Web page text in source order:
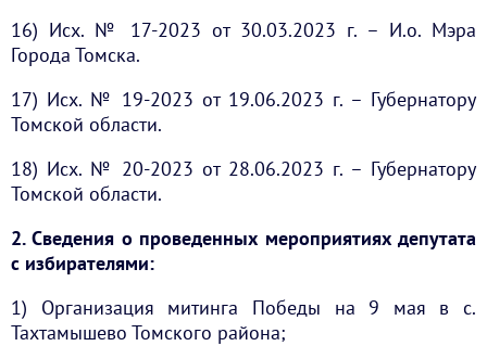
16) Исх. № 17-2023 от 30.03.2023 г. – И.о. Мэра
Города Томска.
17) Исх. № 19-2023 от 19.06.2023 г. – Губернатору
Томской области.
18) Исх. № 20-2023 от 28.06.2023 г. – Губернатору
Томской области.
2. Сведения о проведенных мероприятиях депутата
с избирателями:
1) Организация митинга Победы на 9 мая в с.
Тахтамышево Томского района;